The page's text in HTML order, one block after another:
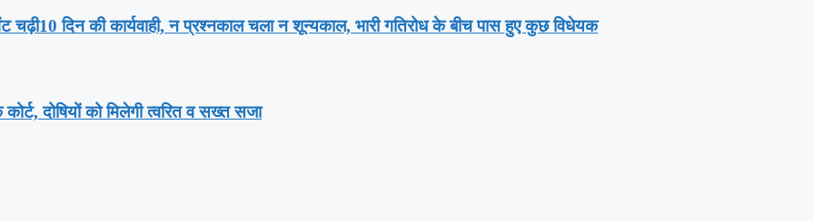
दिन की कार्यवाही, न प्रश्नकाल चला न शून्यकाल, भारी गतिरोध के बीच पास हुए कुछ विधेयक
दोषियों को मिलेगी त्वरित व सख्त सजा